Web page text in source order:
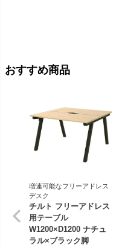
おすすめ商品
増連可能なフリーアドレス
デスク
チルト フリーアドレス
用テーブル
W1200×D1200 ナチュ
ラル×ブラック脚